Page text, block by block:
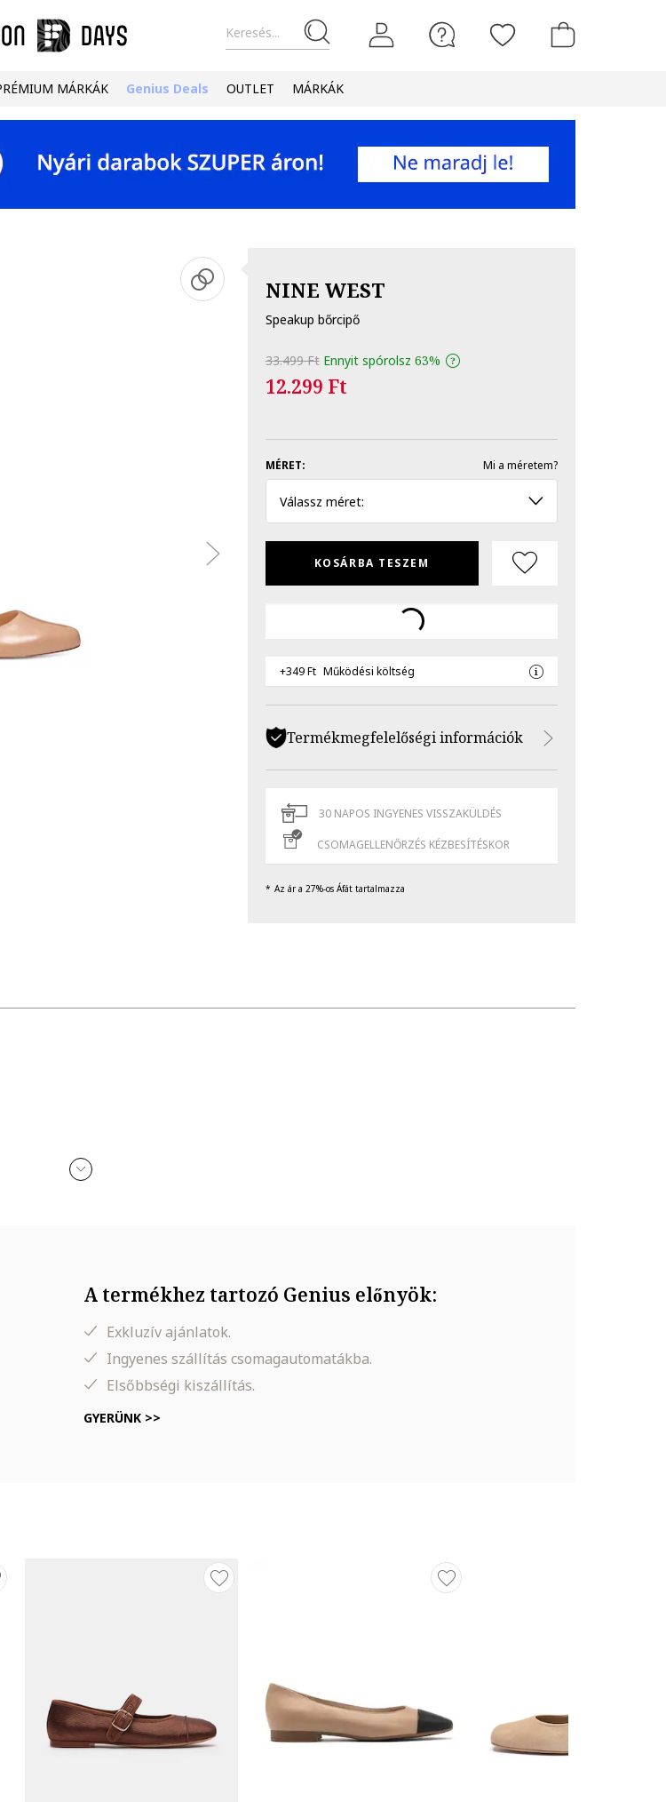
Keresés...
MÁRKÁK Genius Deals OUTLET MÁRKÁK
NINE WEST
Speakup bőrcipő
33.499 Ft Ennyit spórolsz 63%
12.299 Ft
MÉRET: Mi a méretem?
Válassz méret:
KOSÁRBA TESZEM
+349 Ft Működési költség
Termékmegfelelőségi információk
30 NAPOS INGYENES VISSZAKÜLDÉS
CSOMAGELLENŐRZÉS KÉZBESÍTÉSKOR
Az ár a 27%-os Áfát tartalmazza
A termékhez tartozó Genius előnyök:
Exkluzív ajánlatok.
Ingyenes szállítás csomagautomatákba.
Elsőbbségi kiszállítás.
GYERÜNK >>